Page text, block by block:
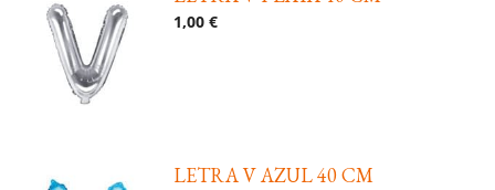
1,00 €
LETRA V AZUL 40 CM